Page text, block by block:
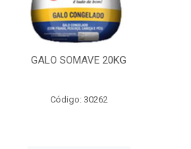
GALO SOMAVE 20KG
Código: 30262